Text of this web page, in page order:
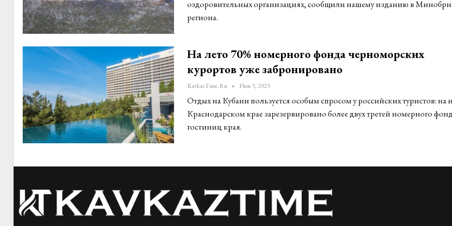
оздоровительных организациях, сообщили нашему изданию в
региона.
На лето 70% номерного фонда черноморских
курортов уже забронировано
KavkazTime.ru Июн 3, 2023
Отдых на Кубани пользуется особым спросом у российских туристов: на
Краснодарском крае зарезервировано более двух третей номерного
гостиниц края.